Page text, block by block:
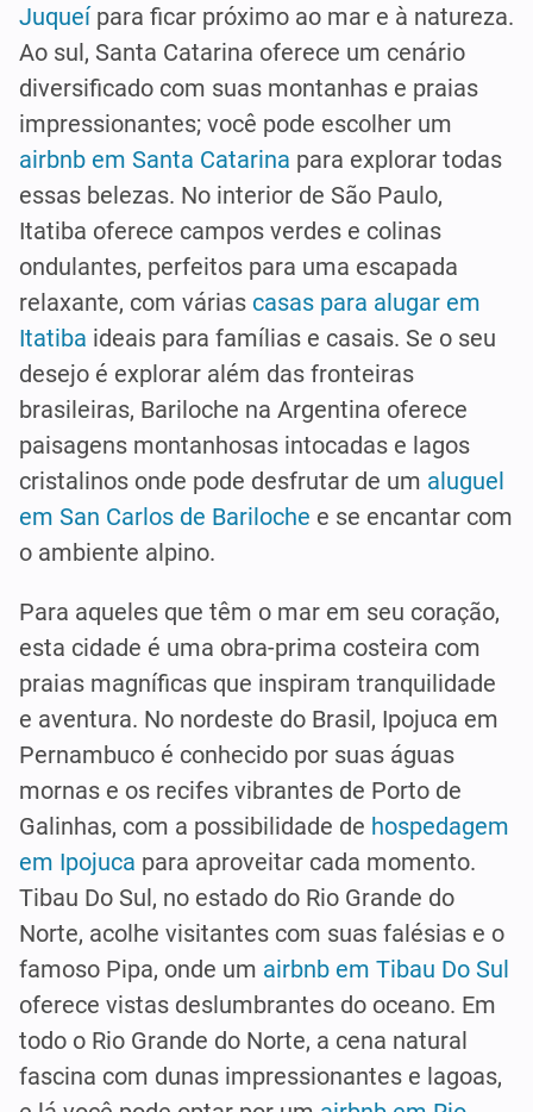
Juqueípara ficar próximo ao mar e à natureza.
Ao sul, Santa Catarina oferece um cenário
diversificado com suas montanhas e praias
impressionantes; você pode escolher um
airbnb em Santa Catarina para explorar todas
essas belezas. No interior de São Paulo,
Itatiba oferece campos verdes e colinas
ondulantes, perfeitos para uma escapada
relaxante, com várias casas para alugar em
Itatiba ideais para famílias e casais. Se o seu
desejo é explorar além das fronteiras
brasileiras, Bariloche na Argentina oferece
paisagens montanhosas intocadas e lagos
cristalinos onde pode desfrutar de um aluguel
em San Carlos de Bariloche e se encantar com
o ambiente alpino.
Para aqueles que têm o mar em seu coração,
esta cidade é uma obra-prima costeira com
praias magníficas que inspiram tranquilidade
e aventura. No nordeste do Brasil, Ipojuca em
Pernambuco é conhecido por suas águas
mornas e os recifes vibrantes de Porto de
Galinhas, com a possibilidade de hospedagem
em Ipojuca para aproveitar cada momento.
Tibau Do Sul, no estado do Rio Grande do
Norte, acolhe visitantes com suas falésias e o
famoso Pipa, onde um airbnb em Tibau Do Sul
oferece vistas deslumbrantes do oceano. Em
todo o Rio Grande do Norte, a cena natural
fascina com dunas impressionantes e lagoas,